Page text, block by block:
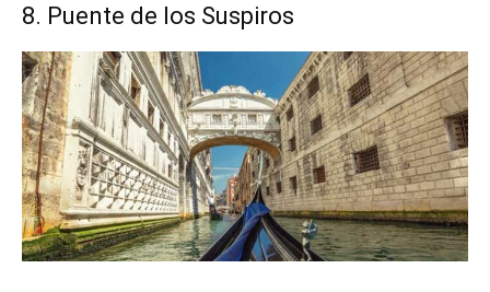
8. Puente de los Suspiros